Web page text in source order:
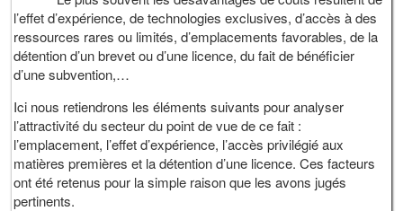
l’effet d’expérience, de technologies exclusives, d’accès à des
ressources rares ou limités, d’emplacements favorables, de la
détention d’un brevet ou d’une licence, du fait de bénéficier
d’une subvention,…
Ici nous retiendrons les éléments suivants pour analyser
l’attractivité du secteur du point de vue de ce fait :
l’emplacement, l’effet d’expérience, l’accès privilégié aux
matières premières et la détention d’une licence. Ces facteurs
ont été retenus pour la simple raison que les avons jugés
pertinents.